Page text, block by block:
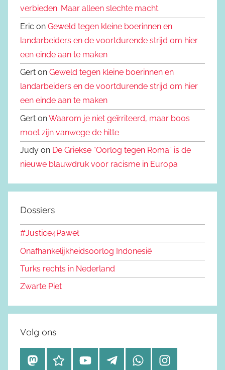
verbieden. Maar alleen slechte macht.
Eric on Geweld tegen kleine boerinnen en
landarbeiders en de voortdurende strijd om hier
een einde aan te maken
Gert on Geweld tegen kleine boerinnen en
landarbeiders en de voortdurende strijd om hier
een einde aan te maken
Gert onWaarom je niet geïrriteerd, maar boos
moet zijn vanwege de hitte
Judy on De Griekse “Oorlog tegen Roma” is de
nieuwe blauwdruk voor racisme in Europa
Dossiers
#Justice4Paweł
Onafhankelijkheidsoorlog Indonesië
Turks rechts in Nederland
Zwarte Piet
Volg ons
M
B
Y
T
W
I